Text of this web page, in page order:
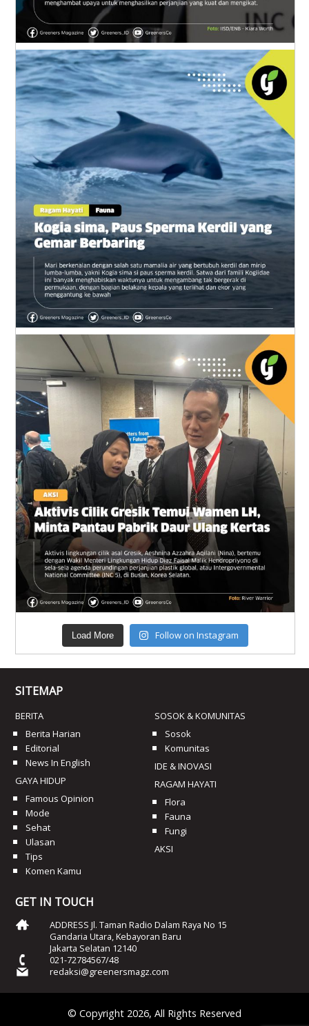
Load More Follow on Instagram
SITEMAP
BERITA
Berita Harian
Editorial
News In English
GAYA HIDUP
Famous Opinion
Mode
Sehat
Ulasan
Tips
Komen Kamu
SOSOK & KOMUNITAS
Sosok
Komunitas
IDE & INOVASI
RAGAM HAYATI
Flora
Fauna
Fungi
AKSI
GET IN TOUCH
ADDRESS Jl. Taman Radio Dalam Raya No 15
Gandaria Utara, Kebayoran Baru
Jakarta Selatan 12140
021-72784567/48
redaksi@greenersmagz.com
© Copyright 2026, All Rights Reserved